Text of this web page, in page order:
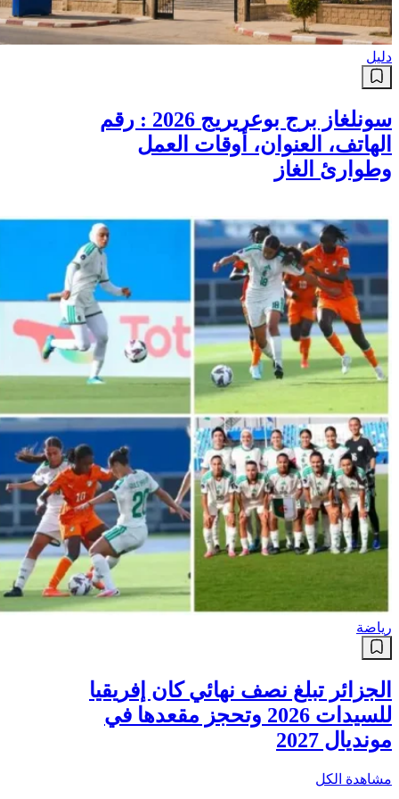
دليل
سونلغاز برج بوعريريج 2026 : رقم
الهاتف، العنوان، أوقات العمل
وطوارئ الغاز
رياضة
الجزائر تبلغ نصف نهائي كان إفريقيا
للسيدات 2026 وتحجز مقعدها في
مونديال 2027
مشاهدة الكل